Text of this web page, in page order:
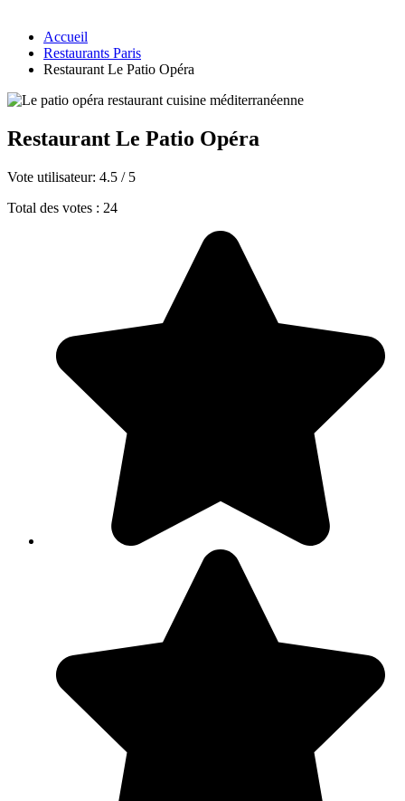
Accueil
Restaurants Paris
Restaurant Le Patio Opéra
Restaurant Le Patio Opéra
Vote utilisateur: 4.5 / 5
Total des votes : 24